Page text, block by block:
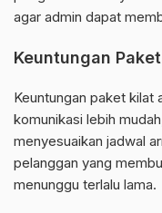
agar admin dapat
Keuntungan
Keuntungan paket kilat
komunikasi lebih
menyesuaikan jadwal
pelanggan yang
menunggu terlalu lama.